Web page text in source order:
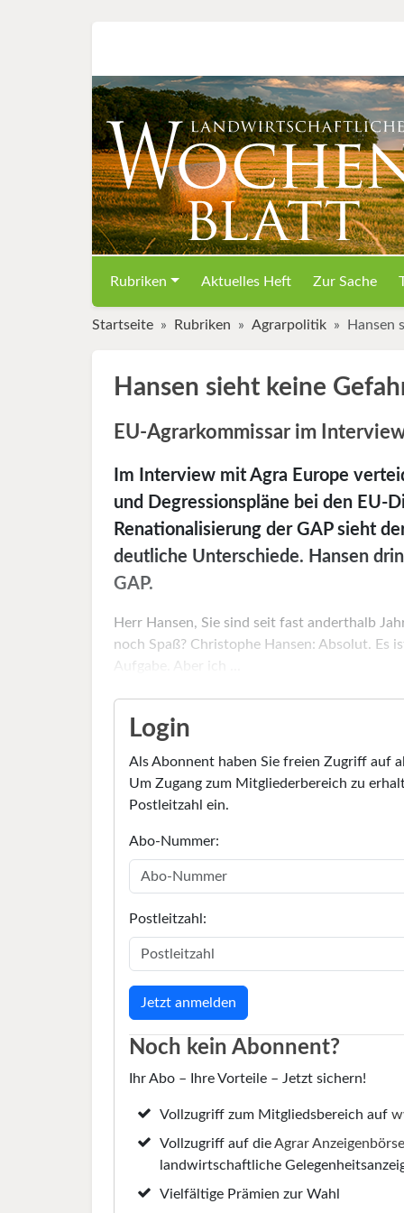
Rubriken Aktuelles Heft Zur Sache
Startseite Rubriken Agrarpolitik Hansen
Hansen sieht keine
EU-Agrarkommissar im
Im Interview mit Agra Europe
und Degressionspläne bei den EU-
Renationalisierung der GAP sieht
deutliche Unterschiede. Hansen
GAP.
Herr Hansen, Sie sind seit fast anderthalb
noch Spaß? Christophe Hansen: Absolut. Es
Aufgabe. Aber ich ...
Login
Als Abonnent haben Sie freien Zugriff auf
Um Zugang zum Mitgliederbereich zu
Postleitzahl ein.
Abo-Nummer:
Postleitzahl:
Noch kein Abonnent?
Ihr Abo – Ihre Vorteile – Jetzt sichern!
Vollzugriff zum Mitgliedsbereich auf
Vollzugriff auf dieAgrar Anzeigenbörse
landwirtschaftliche
Vielfältige Prämien zur Wahl